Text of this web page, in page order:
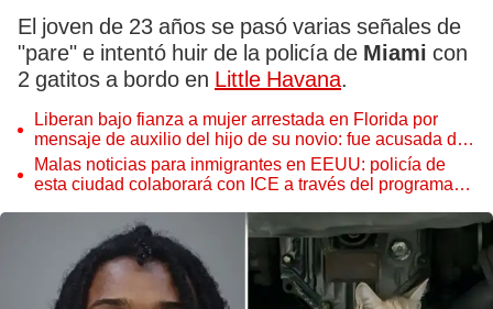
El joven de 23 años se pasó varias señales de
"pare" e intentó huir de la policía de Miami con
2 gatitos a bordo en Little Havana.
Liberan bajo fianza a mujer arrestada en Florida por
mensaje de auxilio del hijo de su novio: fue acusada de
abuso infantil
Malas noticias para inmigrantes en EEUU: policía de
esta ciudad colaborará con ICE a través del programa